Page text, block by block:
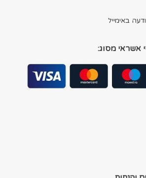
באימייל
אשראי מסוג: